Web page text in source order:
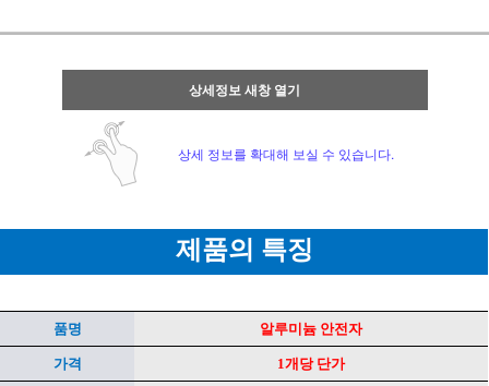
상세정보 새창 열기
상세 정보를 확대해 보실 수 있습니다.
제품의 특징
품명 알루미늄 안전자
가격 1개당 단가